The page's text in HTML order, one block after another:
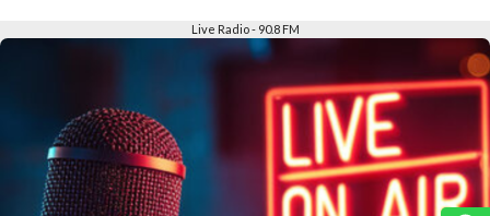
Live Radio - 90.8 FM